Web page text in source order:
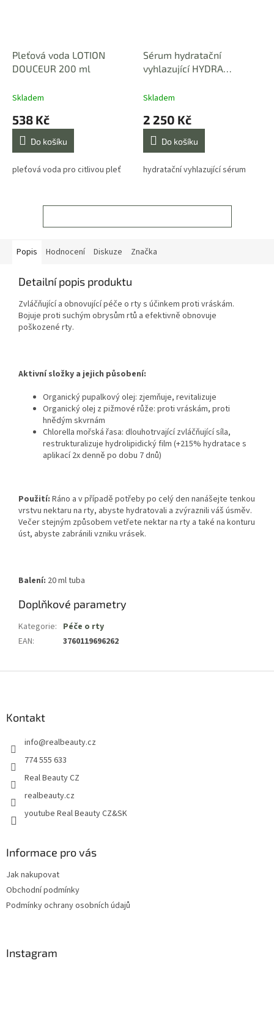
Pleťová voda LOTION
DOUCEUR 200 ml
Skladem
538 Kč
Do košíku
pleťová voda pro citlivou pleť
Sérum hydratační
vyhlazující HYDRA
Skladem
2 250 Kč
Do košíku
hydratační vyhlazující sérum
Popis Hodnocení Diskuze Značka
Detailní popis produktu
Zvláčňující a obnovující péče o rty s účinkem proti vráskám.
Bojuje proti suchým obrysům rtů a efektivně obnovuje
poškozené rty.
Aktivní složky a jejich působení:
Organický pupalkový olej: zjemňuje, revitalizuje
Organický olej z pižmové růže: proti vráskám, proti
hnědým skvrnám
Chlorella mořská řasa: dlouhotrvající zvláčňující síla,
restrukturalizuje hydrolipidický film (+215% hydratace s
aplikací 2x denně po dobu 7 dnů)
Použití: Ráno a v případě potřeby po celý den nanášejte tenkou
vrstvu nektaru na rty, abyste hydratovali a zvýraznili váš úsměv.
Večer stejným způsobem vetřete nektar na rty a také na konturu
úst, abyste zabránili vzniku vrásek.
Balení: 20 ml tuba
Doplňkové parametry
Kategorie: Péče o rty
EAN: 3760119696262
Kontakt
info@realbeauty.cz
774 555 633
Real Beauty CZ
realbeauty.cz
youtube Real Beauty CZ&SK
Informace pro vás
Jak nakupovat
Obchodní podmínky
Podmínky ochrany osobních údajů
Instagram